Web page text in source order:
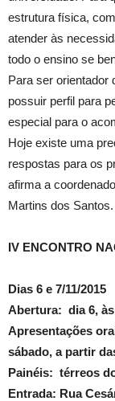
estrutura física,
atender às
todo o ensino se
Para ser orientador
possuir perfil para
especial para o
Hoje existe uma
respostas para os
afirma a
Martins dos Santos.
IV ENCONTRO
Dias 6 e 7/11/2015
Abertura: dia 6, às
Apresentações
sábado, a partir
Painéis: térreos
Entrada: Rua